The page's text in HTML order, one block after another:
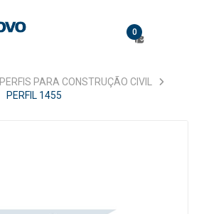
0
PERFIS PARA CONSTRUÇÃO CIVIL
PERFIL 1455